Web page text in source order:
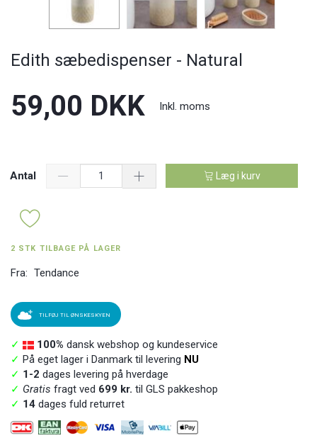
Edith sæbedispenser - Natural
59,00 DKK Inkl. moms
Antal Læg i kurv
2 STK TILBAGE PÅ LAGER
Fra: Tendance
TILFØJ TIL ØNSKESKYEN
✓ 100% dansk webshop og kundeservice
✓ På eget lager i Danmark til levering NU
✓ 1-2 dages levering på hverdage
✓ Gratis fragt ved 699 kr. til GLS pakkeshop
✓ 14 dages fuld returret